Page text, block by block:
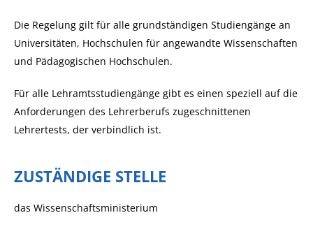
Die Regelung gilt für alle grundständigen Studiengänge an
Universitäten, Hochschulen für angewandte Wissenschaften
und Pädagogischen Hochschulen.
Für alle Lehramtsstudiengänge gibt es einen speziell auf die
Anforderungen des Lehrerberufs zugeschnittenen
Lehrertests, der verbindlich ist.
ZUSTÄNDIGE STELLE
das Wissenschaftsministerium